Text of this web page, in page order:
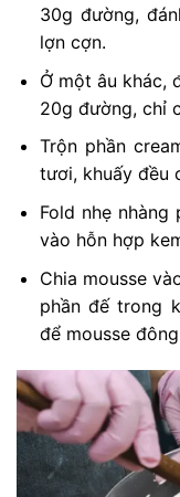
30g đường,
lợn cợn.
Ở một âu khác,
20g đường, chỉ
Trộn phần
tươi, khuấy đều
Fold nhẹ
vào hỗn hợp
Chia mousse
phần đế trong
để mousse